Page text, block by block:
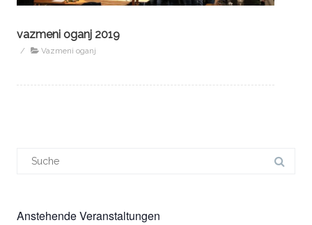
vazmeni oganj 2019
/ Vazmeni oganj
Anstehende Veranstaltungen